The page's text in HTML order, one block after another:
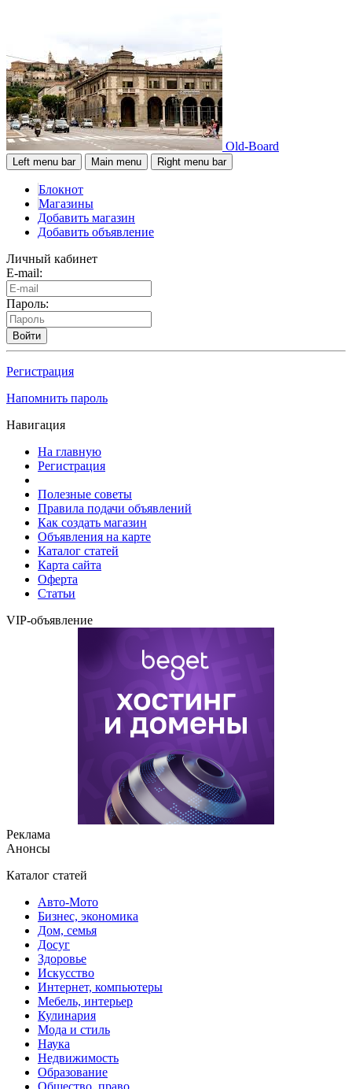
Old-Board
Left menu bar Main menu Right menu bar
Блокнот
Магазины
Добавить магазин
Добавить объявление
Личный кабинет
E-mail:
Пароль:
Войти
Регистрация
Напомнить пароль
Навигация
На главную
Регистрация
Полезные советы
Правила подачи объявлений
Как создать магазин
Объявления на карте
Каталог статей
Карта сайта
Оферта
Статьи
VIP-объявление
Реклама
Анонсы
Каталог статей
Авто-Мото
Бизнес, экономика
Дом, семья
Досуг
Здоровье
Искусство
Интернет, компьютеры
Мебель, интерьер
Кулинария
Мода и стиль
Наука
Недвижимость
Образование
Общество, право